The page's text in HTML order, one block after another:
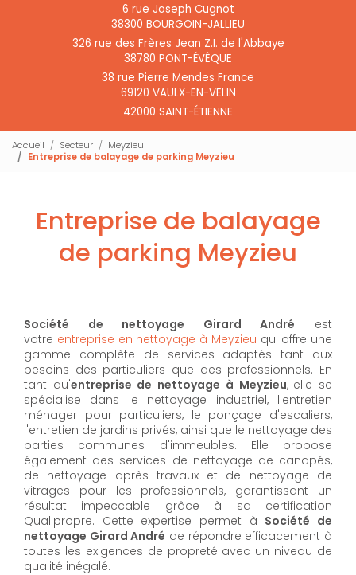
6 rue Joseph Cugnot
38300 BOURGOIN-JALLIEU
326 rue des Frères Jean Z.I. de l'Abbaye
38780 PONT-ÉVÊQUE
38 rue Pierre Mendes France
69120 VAULX-EN-VELIN
42000 SAINT-ÉTIENNE
Accueil Secteur
Meyzieu
Entreprise de balayage de parking Meyzieu
Entreprise de balayage
de parking Meyzieu
Société de nettoyage Girard André est
votre entreprise en nettoyage à Meyzieu qui offre une
gamme complète de services adaptés tant aux
besoins des particuliers que des professionnels. En
tant qu'entreprise de nettoyage à Meyzieu, elle se
spécialise dans le nettoyage industriel, l'entretien
ménager pour particuliers, le ponçage d'escaliers,
l'entretien de jardins privés, ainsi que le nettoyage des
parties communes d'immeubles. Elle propose
également des services de nettoyage de canapés,
de nettoyage après travaux et de nettoyage de
vitrages pour les professionnels, garantissant un
résultat impeccable grâce à sa certification
Qualipropre. Cette expertise permet à Société de
nettoyage Girard André de répondre efficacement à
toutes les exigences de propreté avec un niveau de
qualité inégalé.